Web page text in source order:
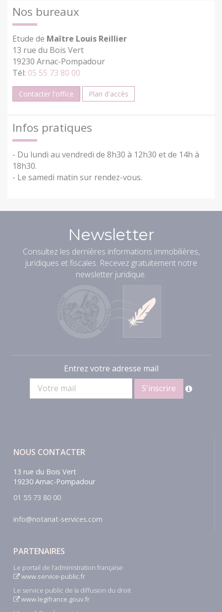
Nos bureaux
Etude de Maître Louis Reillier
13 rue du Bois Vert
19230 Arnac-Pompadour
Tél: 05 55 73 80 00
Contacter l'office Plan d'accès
Infos pratiques
- Du lundi au vendredi de 8h30 à 12h30 et de 14h à
18h30.
- Le samedi matin sur rendez-vous.
Newsletter
Consultez les dernières informations immobilières,
juridiques et fiscales. Recevez gratuitement notre
newsletter juridique.
Entrez votre adresse mail
NOUS CONTACTER
13 rue du Bois Vert
19230 Arnac-Pompadour
01 55 73 80 00
info@notariat-services.com
PARTENAIRES
Le portail de l'administration française
www.service-public.fr
Le service public de la diffusion du droit
www.legifrance.gouv.fr